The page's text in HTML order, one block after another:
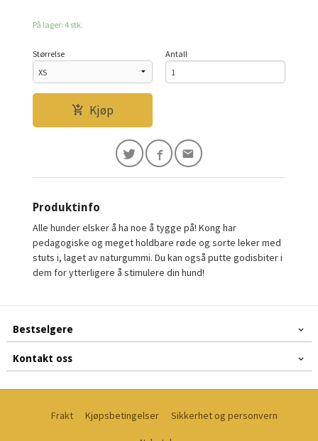
På lager: 4 stk.
Størrelse Antall
Kjøp
Produktinfo
Alle hunder elsker å ha noe å tygge på! Kong har
pedagogiske og meget holdbare røde og sorte leker med
stuts i, laget av naturgummi. Du kan også putte godisbiter i
dem for ytterligere å stimulere din hund!
Bestselgere
Kontakt oss
Frakt Kjøpsbetingelser Sikkerhet og personvern